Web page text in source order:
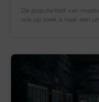
De populariteit van
wie op zoek is naar een